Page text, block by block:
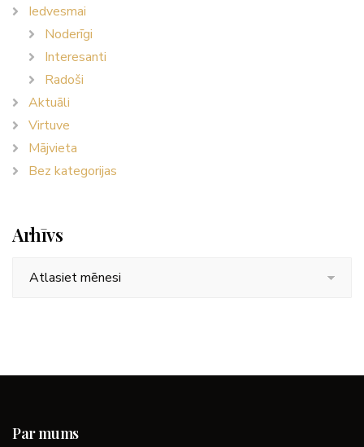
Iedvesmai
Noderīgi
Interesanti
Radoši
Aktuāli
Virtuve
Mājvieta
Bez kategorijas
Arhīvs
Par mums